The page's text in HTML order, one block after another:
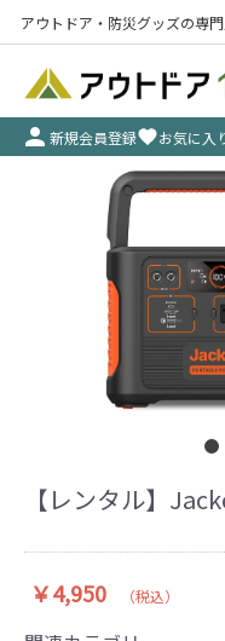
アウトドア・防災グッズの専
新規会員登録 お気に入
【レンタル】
￥4,950 （税込）